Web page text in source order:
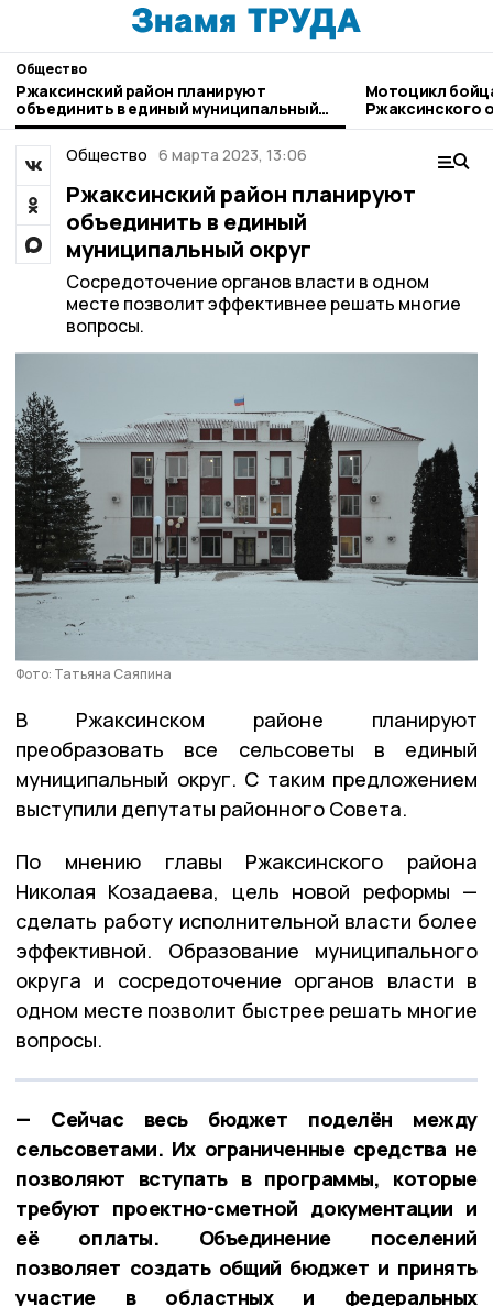
Общество
Ржаксинский район планируют
объединить в единый муниципальный
округ
Мотоцикл бойцам СВО отправили из
Ржаксинского
Общество 6 марта 2023, 13:06
Ржаксинский район планируют
объединить в единый
муниципальный округ
Сосредоточение органов власти в одном
месте позволит эффективнее решать многие
вопросы.
Фото: Татьяна Саяпина
В Ржаксинском районе планируют
преобразовать все сельсоветы в единый
муниципальный округ. С таким предложением
выступили депутаты районного Совета.
По мнению главы Ржаксинского района
Николая Козадаева, цель новой реформы —
сделать работу исполнительной власти более
эффективной. Образование муниципального
округа и сосредоточение органов власти в
одном месте позволит быстрее решать многие
вопросы.
— Сейчас весь бюджет поделён между
сельсоветами. Их ограниченные средства не
позволяют вступать в программы, которые
требуют проектно-сметной документации и
её оплаты. Объединение поселений
позволяет создать общий бюджет и принять
участие в областных и федеральных